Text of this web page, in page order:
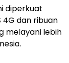
diperkuat
4G dan ribuan
melayani lebih